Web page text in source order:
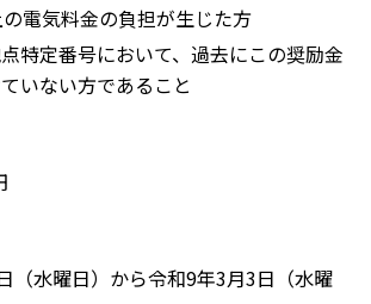
電気料金の負担が生じた方
特定番号において、過去にこの奨励金
いない方であること
（水曜日）から令和9年3月3日（水曜